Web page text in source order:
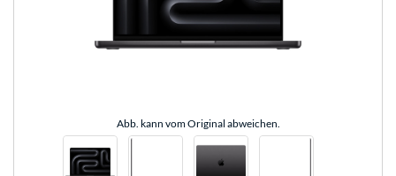
Abb. kann vom Original abweichen.